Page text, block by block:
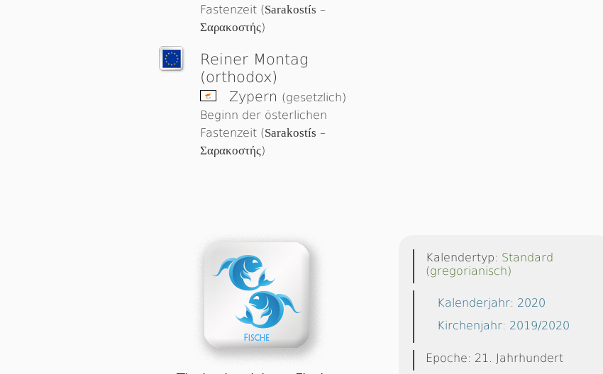
Fastenzeit (Sarakostís –
Σαρακοστής)
Reiner Montag
(orthodox)
Zypern (gesetzlich)
Beginn der österlichen
Fastenzeit (Sarakostís –
Σαρακοστής)
Kalendertyp: Standard
(gregorianisch)
Kalenderjahr: 2020
Kirchenjahr: 2019/2020
Epoche: 21. Jahrhundert